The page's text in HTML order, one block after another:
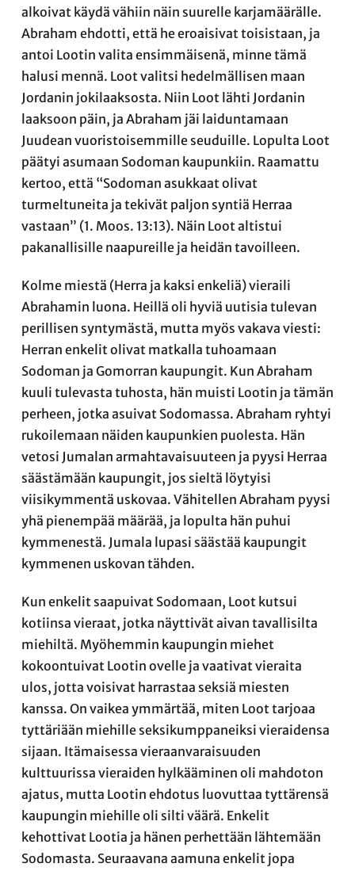
alkoivat käydä vähiin näin suurelle karjamäärälle.
Abraham ehdotti, että he eroaisivat toisistaan, ja
antoi Lootin valita ensimmäisenä, minne tämä
halusi mennä. Loot valitsi hedelmällisen maan
Jordanin jokilaaksosta. Niin Loot lähti Jordanin
laaksoon päin, ja Abraham jäi laiduntamaan
Juudean vuoristoisemmille seuduille. Lopulta Loot
päätyi asumaan Sodoman kaupunkiin. Raamattu
kertoo, että “Sodoman asukkaat olivat
turmeltuneita ja tekivät paljon syntiä Herraa
vastaan” (1. Moos. 13:13). Näin Loot altistui
pakanallisille naapureille ja heidän tavoilleen.
Kolme miestä (Herra ja kaksi enkeliä) vieraili
Abrahamin luona. Heillä oli hyviä uutisia tulevan
perillisen syntymästä, mutta myös vakava viesti:
Herran enkelit olivat matkalla tuhoamaan
Sodoman ja Gomorran kaupungit. Kun Abraham
kuuli tulevasta tuhosta, hän muisti Lootin ja tämän
perheen, jotka asuivat Sodomassa. Abraham ryhtyi
rukoilemaan näiden kaupunkien puolesta. Hän
vetosi Jumalan armahtavaisuuteen ja pyysi Herraa
säästämään kaupungit, jos sieltä löytyisi
viisikymmentä uskovaa. Vähitellen Abraham pyysi
yhä pienempää määrää, ja lopulta hän puhui
kymmenestä. Jumala lupasi säästää kaupungit
kymmenen uskovan tähden.
Kun enkelit saapuivat Sodomaan, Loot kutsui
kotiinsa vieraat, jotka näyttivät aivan tavallisilta
miehiltä. Myöhemmin kaupungin miehet
kokoontuivat Lootin ovelle ja vaativat vieraita
ulos, jotta voisivat harrastaa seksiä miesten
kanssa. On vaikea ymmärtää, miten Loot tarjoaa
tyttäriään miehille seksikumppaneiksi vieraidensa
sijaan. Itämaisessa vieraanvaraisuuden
kulttuurissa vieraiden hylkääminen oli mahdoton
ajatus, mutta Lootin ehdotus luovuttaa tyttärensä
kaupungin miehille oli silti väärä. Enkelit
kehottivat Lootia ja hänen perhettään lähtemään
Sodomasta. Seuraavana aamuna enkelit jopa